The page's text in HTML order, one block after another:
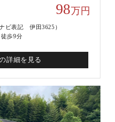
98万円
ビ表記 伊田3625）
歩9分
詳細を見る